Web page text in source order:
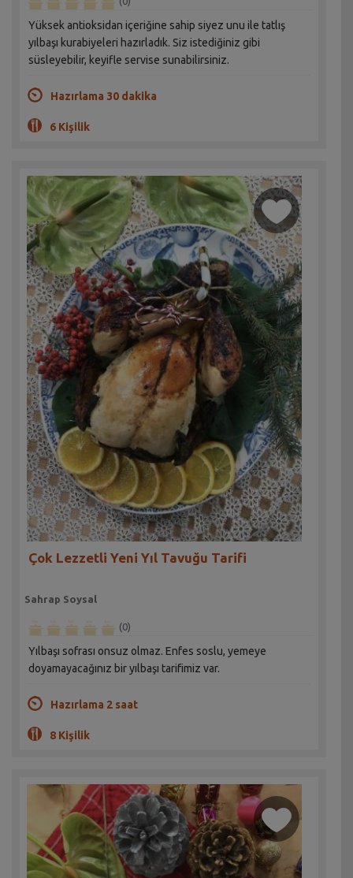
Yüksek antioksidan içeriğine sahip siyez unu ile tatlış
yılbaşı kurabiyeleri hazırladık. Siz istediğiniz gibi
süsleyebilir, keyifle servise sunabilirsiniz.
Hazırlama 30 dakika
6 Kişilik
Çok Lezzetli Yeni Yıl Tavuğu Tarifi
Sahrap Soysal
(0)
Yılbaşı sofrası onsuz olmaz. Enfes soslu, yemeye
doyamayacağınız bir yılbaşı tarifimiz var.
Hazırlama 2 saat
8 Kişilik